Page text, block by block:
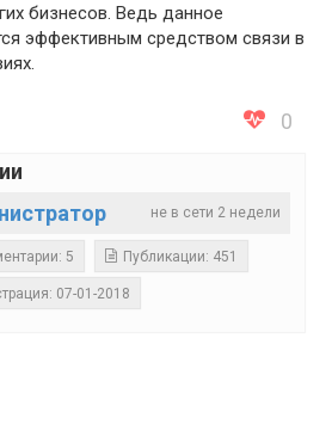
бизнесов. Ведь данное
эффективным средством связи в
0
не в сети 2 недели
5 Публикации: 451
07-01-2018